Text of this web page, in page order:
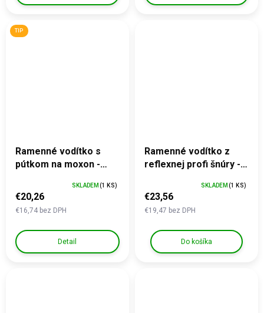
TIP
Ramenné vodítko s
pútkom na moxon -
€16,74 bez DPH
€20,26
SKLADEM (1 KS)
Detail
Ramenné vodítko z
reflexnej profi šnúry - s
€19,47 bez DPH
€23,56
SKLADEM (1 KS)
Do košíka